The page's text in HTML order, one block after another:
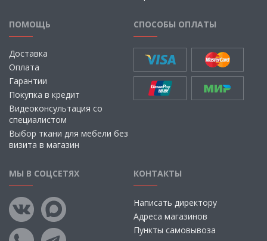
ПОМОЩЬ
Доставка
Оплата
Гарантии
Покупка в кредит
Видеоконсультация со
специалистом
Выбор ткани для мебели без
визита в магазин
СПОСОБЫ ОПЛАТЫ
МЫ В СОЦСЕТЯХ КОНТАКТЫ
Написать директору
Адреса магазинов
Пункты самовывоза